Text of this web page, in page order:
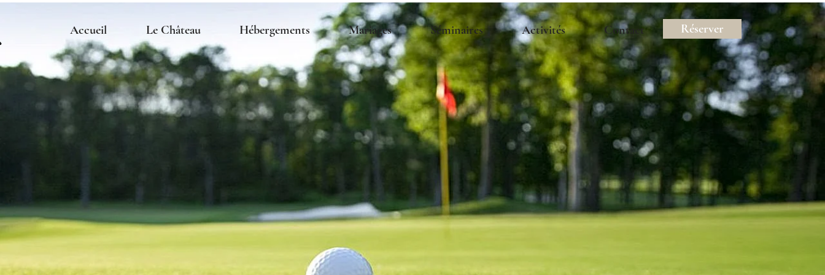
Accueil Le Château Hébergements Mariages Séminaires Activités Contact Réserver